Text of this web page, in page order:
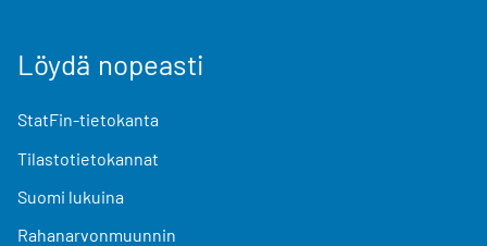
Löydä nopeasti
StatFin-tietokanta
Tilastotietokannat
Suomi lukuina
Rahanarvonmuunnin